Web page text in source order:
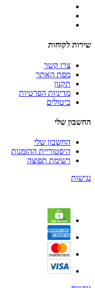
שירות לקוחות
צרו קשר
מפת האתר
תקנון
מדיניות הפרטיות
ביטולים
החשבון שלי
החשבון שלי
היסטוריית ההזמנות
רשימת תפוצה
נגישות